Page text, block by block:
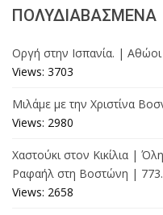
ΠΟΛΥΔΙΑΒΑΣΜΕΝΑ
Οργή στην Ισπανία. | Αθώοι
Views: 3703
Μιλάμε με την Χριστίνα
Views: 2980
Χαστούκι στον Κικίλια |
Ραφαήλ στη Βοστώνη |
Views: 2658